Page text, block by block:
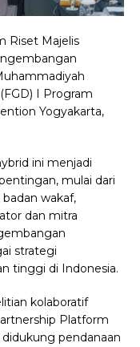
Riset Majelis
I Program
Yogyakarta,
ini menjadi
mulai dari
wakaf,
dan mitra
strategi
tinggi di Indonesia.
kolaboratif
Platform
didukung pendanaan